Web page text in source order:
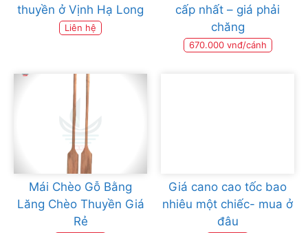
thuyền ở Vịnh Hạ Long
Liên hệ
cấp nhất – giá phải
chăng
670.000 vnđ/cánh
Mái Chèo Gỗ Bằng
Lăng Chèo Thuyền Giá
Rẻ
Giá cano cao tốc bao
nhiêu một chiếc- mua ở
đâu